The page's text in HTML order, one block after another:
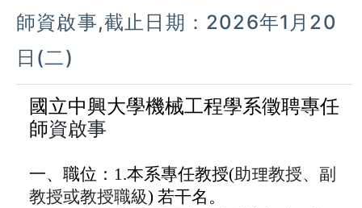
師資啟事,截止日期：2026年1月20
日(二)
國立中興大學機械工程學系徵聘專任
師資啟事
一、職位：1.本系專任教授(助理教授、副
教授或教授職級) 若干名。